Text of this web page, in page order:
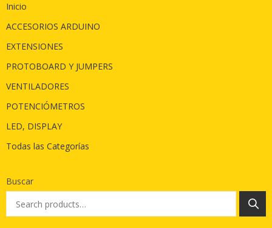
Inicio
ACCESORIOS ARDUINO
EXTENSIONES
PROTOBOARD Y JUMPERS
VENTILADORES
POTENCIÓMETROS
LED, DISPLAY
Todas las Categorías
Buscar